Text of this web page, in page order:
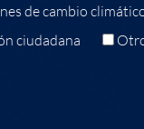
de cambio
ciudadana